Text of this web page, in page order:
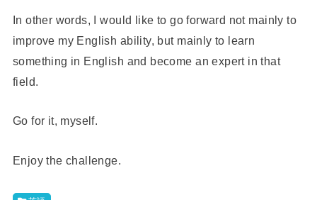
In other words, I would like to go forward not mainly to
improve my English ability, but mainly to learn
something in English and become an expert in that
field.
Go for it, myself.
Enjoy the challenge.